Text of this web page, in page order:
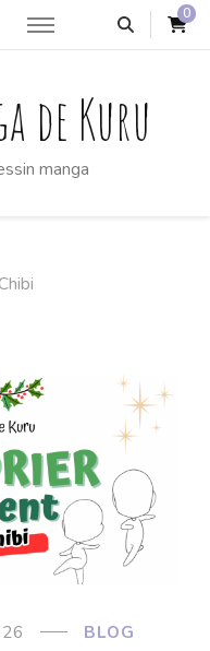
0
de Kuru
manga
BLOG